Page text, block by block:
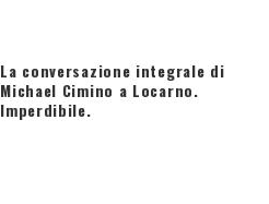
La conversazione integrale di
Michael Cimino a Locarno.
Imperdibile.